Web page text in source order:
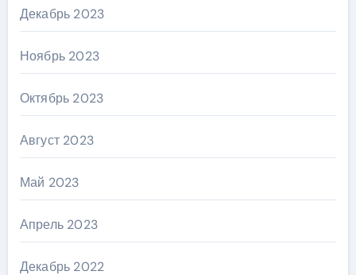
Декабрь 2023
Ноябрь 2023
Октябрь 2023
Август 2023
Май 2023
Апрель 2023
Декабрь 2022